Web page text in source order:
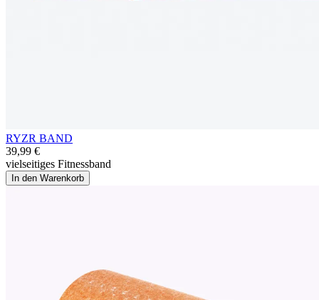
RYZR BAND
39,99 €
vielseitiges Fitnessband
In den Warenkorb